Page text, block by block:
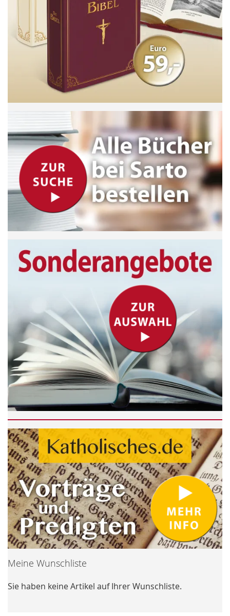
Meine Wunschliste
Sie haben keine Artikel auf Ihrer Wunschliste.